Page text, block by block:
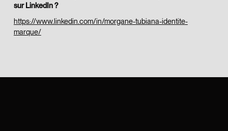
sur LinkedIn ?
https://www.linkedin.com/in/morgane-tubiana-identite-
marque/